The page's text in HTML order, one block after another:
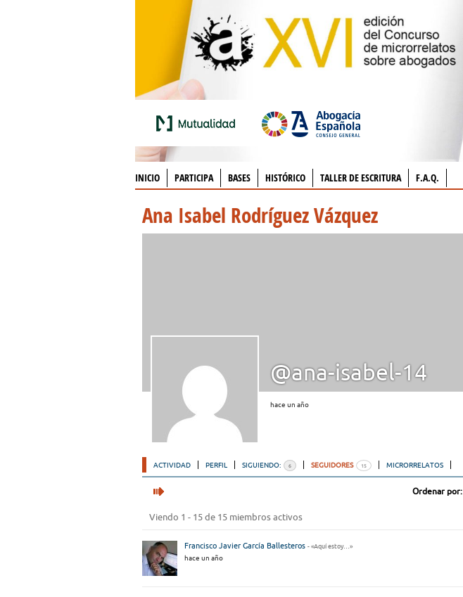
INICIO PARTICIPA BASES HISTÓRICO TALLER DE ESCRITURA F.A.Q.
Ana Isabel Rodríguez Vázquez
@ana-isabel-14
hace un año
ACTIVIDAD PERFIL SIGUIENDO: 6 SEGUIDORES 15 MICRORRELATOS
Ordenar por:
Viendo 1 - 15 de 15 miembros activos
Francisco Javier García Ballesteros - «Aquí estoy…»
hace un año